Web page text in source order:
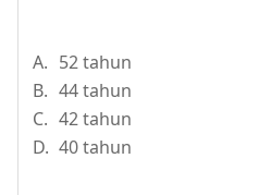
A. 52 tahun
B. 44 tahun
C. 42 tahun
D. 40 tahun